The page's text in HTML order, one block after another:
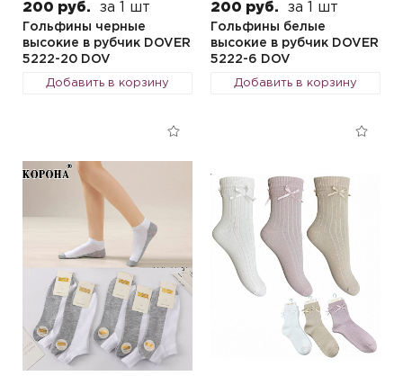
200 руб. за 1 шт
Гольфины черные
высокие в рубчик DOVER
5222-20 DOV
Добавить в корзину
200 руб. за 1 шт
Гольфины белые
высокие в рубчик DOVER
5222-6 DOV
Добавить в корзину